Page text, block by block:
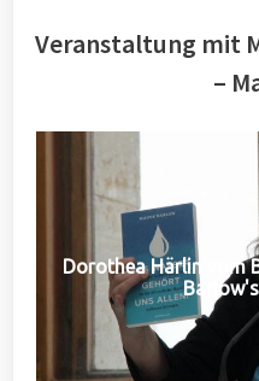
Veranstaltung mit
–
Dorothea Härlin vom